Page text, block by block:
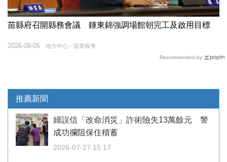
苗縣府召開縣務會議 鍾東錦強調場館朝完工及啟用目標
地方中心／苗栗報導
2026-08-05
Recommended by
推薦新聞
婦誤信「改命消災」詐術險失13萬餘元 警
成功攔阻保住積蓄
2026-07-27 15:17